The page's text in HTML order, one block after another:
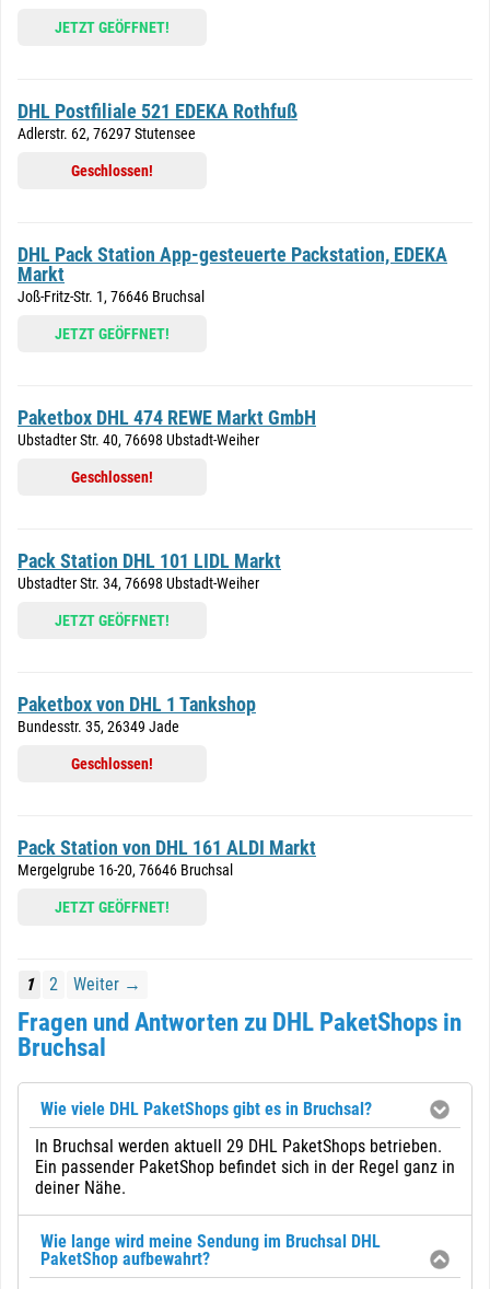
JETZT GEÖFFNET!
DHL Postfiliale 521 EDEKA Rothfuß
Adlerstr. 62, 76297 Stutensee
Geschlossen!
DHL Pack Station App-gesteuerte Packstation, EDEKA
Markt
Joß-Fritz-Str. 1, 76646 Bruchsal
JETZT GEÖFFNET!
Paketbox DHL 474 REWE Markt GmbH
Ubstadter Str. 40, 76698 Ubstadt-Weiher
Geschlossen!
Pack Station DHL 101 LIDL Markt
Ubstadter Str. 34, 76698 Ubstadt-Weiher
JETZT GEÖFFNET!
Paketbox von DHL 1 Tankshop
Bundesstr. 35, 26349 Jade
Geschlossen!
Pack Station von DHL 161 ALDI Markt
Mergelgrube 16-20, 76646 Bruchsal
JETZT GEÖFFNET!
1 2 Weiter →
Fragen und Antworten zu DHL PaketShops in
Bruchsal
Wie viele DHL PaketShops gibt es in Bruchsal?
In Bruchsal werden aktuell 29 DHL PaketShops betrieben.
Ein passender PaketShop befindet sich in der Regel ganz in
deiner Nähe.
Wie lange wird meine Sendung im Bruchsal DHL
PaketShop aufbewahrt?